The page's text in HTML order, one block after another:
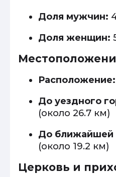
Доля мужчин:
Доля женщин:
Расположение:
До уездного
(около 26.7 км)
До ближайшей
(около 19.2 км)
Церковь и